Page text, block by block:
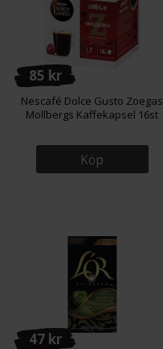
85 kr
Nescafé Dolce Gusto Zoegas
Mollbergs Kaffekapsel 16st
Köp
47 kr